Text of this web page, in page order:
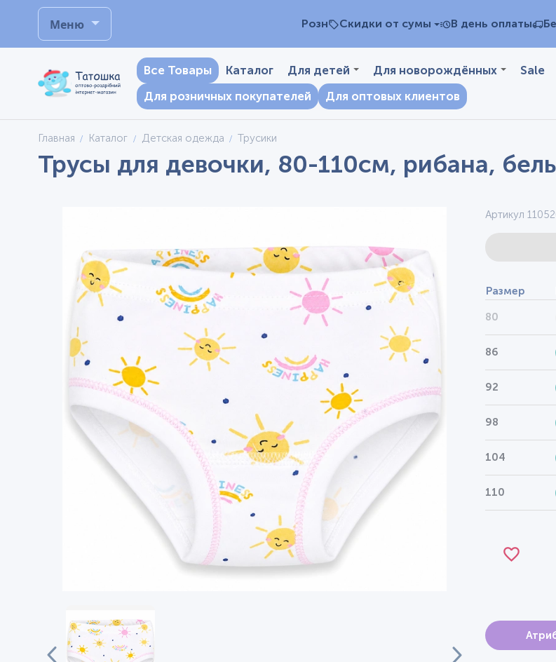
Меню Розн Скидки от сумы В день оплаты
Все Товары Каталог Для детей Для новорождённых
Sale
Для розничных покупателей
Для оптовых клиентов
Главная Каталог Детская одежда Трусики
Трусы для девочки, 80-110см, рибана,
Артикул
Размер
80
86
92
98
104
110